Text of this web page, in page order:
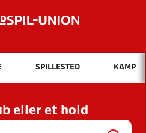
Hvad vil du søge efter?
INDHOLD OG NYHEDER
KLUBBER OG
SPILLESTED KAMP
eller et hold